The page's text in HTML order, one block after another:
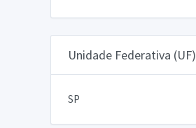
Unidade Federativa (UF)
SP